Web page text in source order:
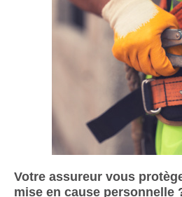
Votre assureur vous
mise en cause personnelle